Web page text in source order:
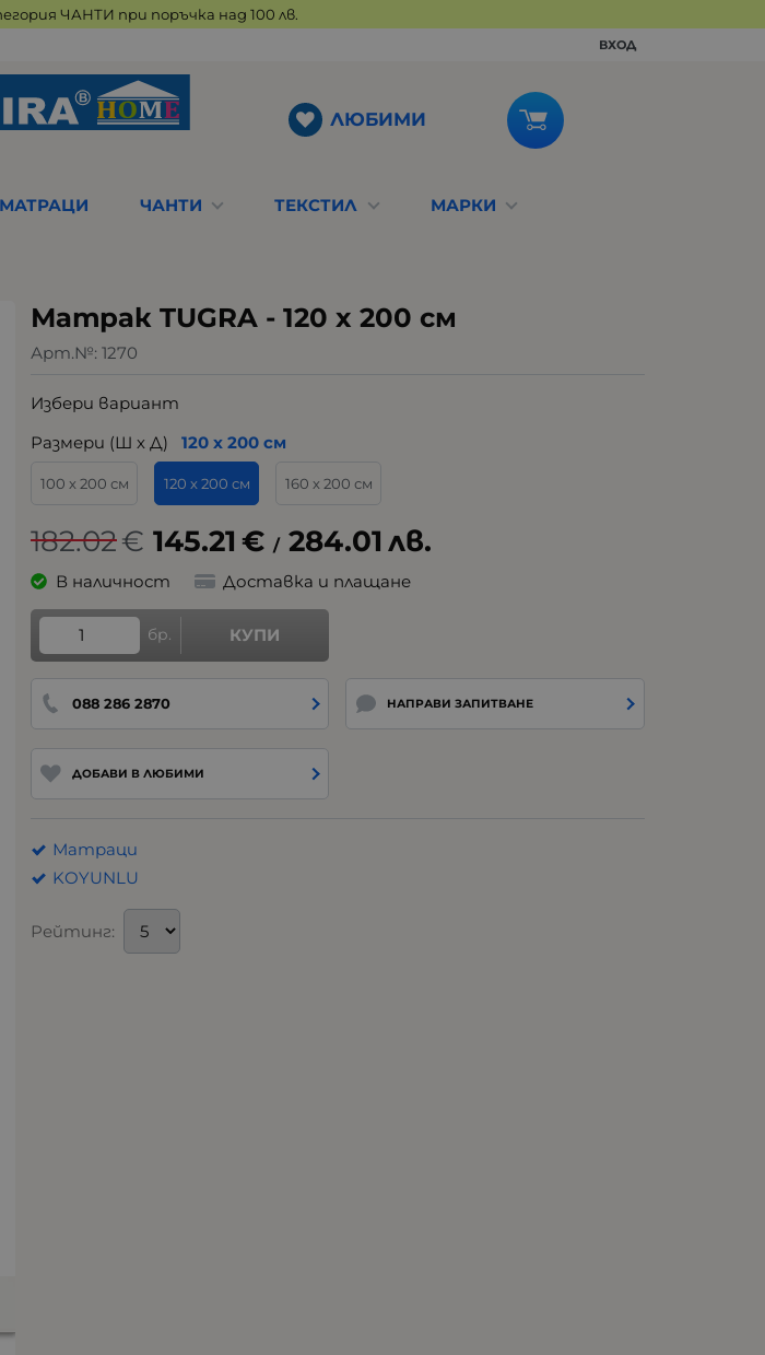
ЧАНТИ при поръчка над 100 лв.
ВХОД
ЛЮБИМИ
МАТРАЦИ ЧАНТИ ТЕКСТИЛ МАРКИ
Матрак TUGRA - 120 x 200 см
Арт.№: 1270
Избери вариант
Размери (Ш х Д)
120 х 200 см
100 х 200 см 120 х 200 см 160 х 200 см
182.02€ 145.21 € / 284.01 лв.
В наличност Доставка и плащане
бр. КУПИ
088 286 2870 НАПРАВИ ЗАПИТВАНЕ
ДОБАВИ В ЛЮБИМИ
Матраци
KOYUNLU
Рейтинг: